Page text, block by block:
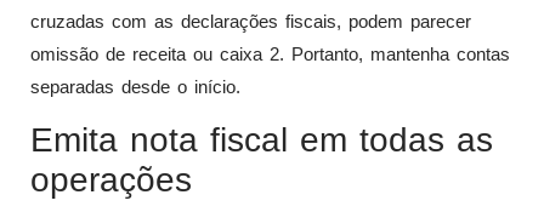
cruzadas com as declarações fiscais, podem parecer
omissão de receita ou caixa 2. Portanto, mantenha contas
separadas desde o início.
Emita nota fiscal em todas as
operações